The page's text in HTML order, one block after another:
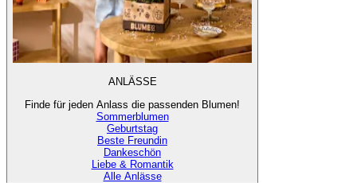
ANLÄSSE
Finde für jeden Anlass die passenden Blumen!
Sommerblumen
Geburtstag
Beste Freundin
Dankeschön
Liebe & Romantik
Alle Anlässe